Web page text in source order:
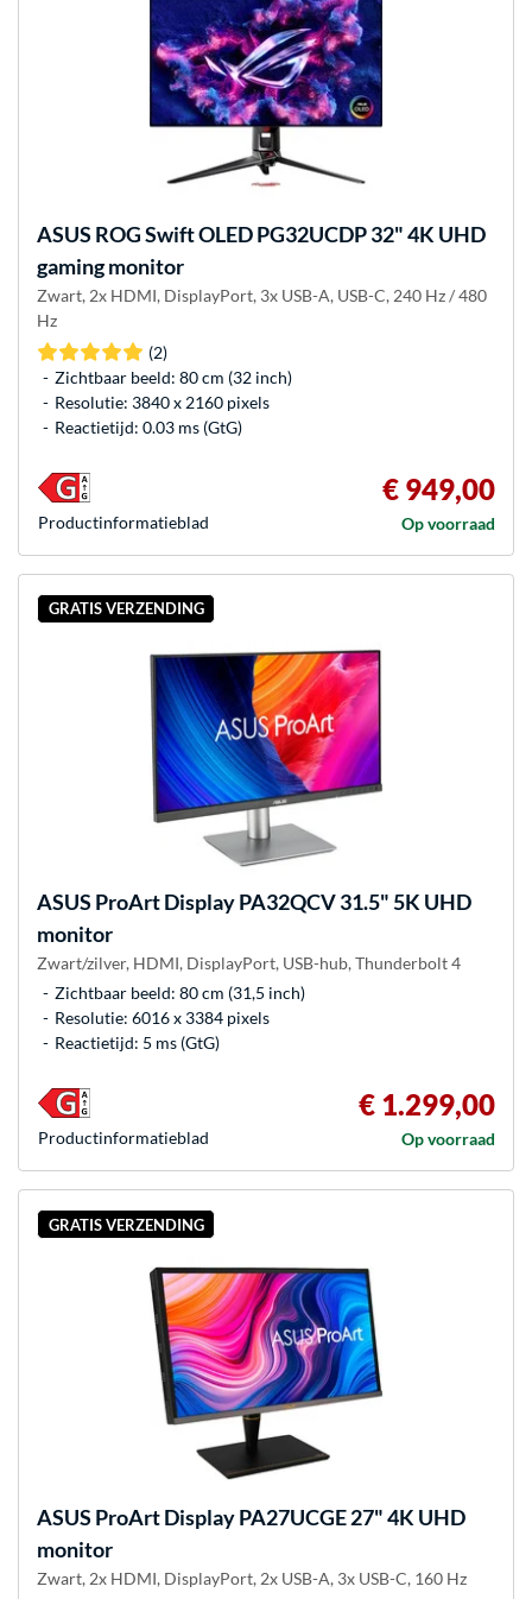
ASUS ROG Swift OLED PG32UCDP 32" 4K UHD
gaming monitor
Zwart, 2x HDMI, DisplayPort, 3x USB-A, USB-C, 240 Hz / 480
Hz
(2)
Zichtbaar beeld: 80 cm (32 inch)
Resolutie: 3840 x 2160 pixels
Reactietijd: 0.03 ms (GtG)
€ 949,00
Op voorraad
Product­informatieblad
GRATIS VERZENDING
ASUS ProArt Display PA32QCV 31.5" 5K UHD
monitor
Zwart/zilver, HDMI, DisplayPort, USB-hub, Thunderbolt 4
Zichtbaar beeld: 80 cm (31,5 inch)
Resolutie: 6016 x 3384 pixels
Reactietijd: 5 ms (GtG)
€ 1.299,00
Op voorraad
Product­informatieblad
GRATIS VERZENDING
ASUS ProArt Display PA27UCGE 27" 4K UHD
monitor
Zwart, 2x HDMI, DisplayPort, 2x USB-A, 3x USB-C, 160 Hz